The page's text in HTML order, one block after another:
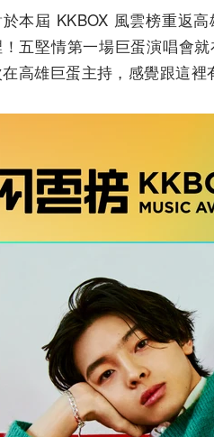
本屆 KKBOX 風雲榜重返
五堅情第一場巨蛋演唱會
高雄巨蛋主持，感覺跟這裡